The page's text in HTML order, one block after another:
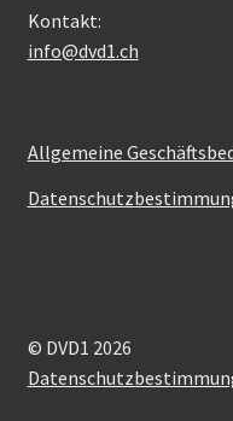
Kontakt:
info@dvd1.ch
Allgemeine
© DVD1 2026